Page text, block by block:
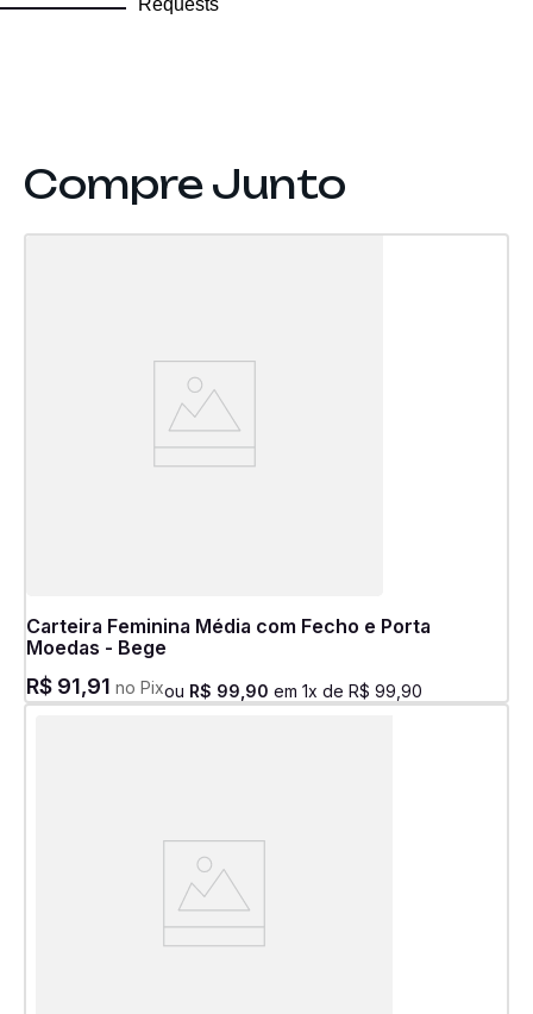
Requests
Carteira Feminina Média com Fecho e Porta
Moedas - Bege
R$ 91,91 no Pixou R$ 99 90 em 1x de R$ 99 90